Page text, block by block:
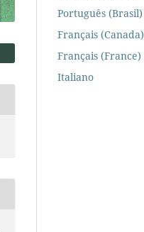
Português (Brasil)
Français (Canada)
Français (France)
Italiano